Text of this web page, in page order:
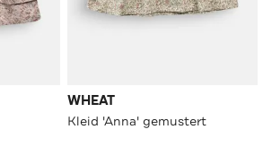
WHEAT
Kleid 'Anna' gemustert